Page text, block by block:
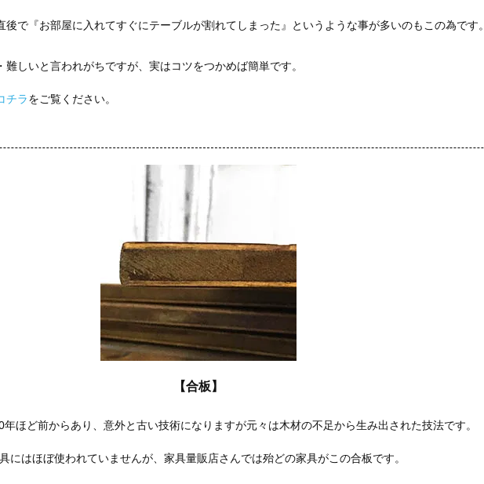
で『お部屋に入れてすぐにテーブルが割れてしまった』というような事が多いのもこの為です。
難しいと言われがちですが、実はコツをつかめば簡単です。
チラをご覧ください。
【合板】
ほど前からあり、意外と古い技術になりますが元々は木材の不足から生み出された技法です。
にはほぼ使われていませんが、家具量販店さんでは殆どの家具がこの合板です。